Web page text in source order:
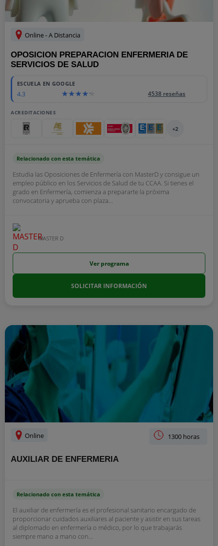
Online - A Distancia
OPOSICION PREPARACION ENFERMERIA DE
SERVICIOS DE SALUD
ESCUELA EN GOOGLE
4.3 4538 reseñas
ACREDITACIONES
+2
Relacionado con esta temática
Estudia las Oposiciones de Enfermería con MasterD y consigue un
empleo público en los Servicios de Salud de tu CCAA. Si tienes el
grado en Enfermería, comienza a prepararte la próxima
convocatoria y aprueba con plaza...
MASTER D
Ver programa
SOLICITAR INFORMACIÓN
Online 1300 horas
AUXILIAR DE ENFERMERIA
Relacionado con esta temática
El auxiliar de enfermería es el profesional sanitario encargado de
proporcionar cuidados auxiliares al paciente y asistir en sus tareas
al diplomado en enfermería o médico, por lo que trabajarás
siempre mano a mano con...